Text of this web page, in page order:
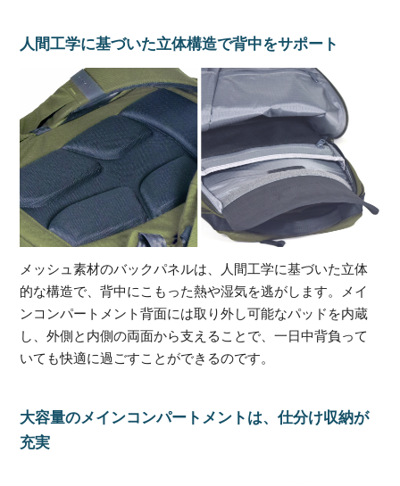
人間工学に基づいた立体構造で背中をサポート
メッシュ素材のバックパネルは、人間工学に基づいた立体
的な構造で、背中にこもった熱や湿気を逃がします。メイ
ンコンパートメント背面には取り外し可能なパッドを内蔵
し、外側と内側の両面から支えることで、一日中背負って
いても快適に過ごすことができるのです。
大容量のメインコンパートメントは、仕分け収納が
充実